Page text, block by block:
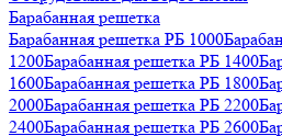
Барабанная решетка
Барабанная решетка РБ 1000
1200Барабанная решетка РБ 1400
1600Барабанная решетка РБ 1800
2000Барабанная решетка РБ 2200
2400Барабанная решетка РБ 2600